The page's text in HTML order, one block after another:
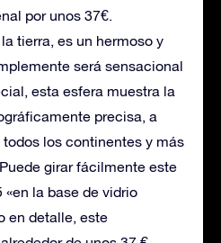
por unos 37€.
tierra, es un hermoso y
será sensacional
esta esfera muestra la
precisa, a
los continentes y más
girar fácilmente este
la base de vidrio
en detalle, este